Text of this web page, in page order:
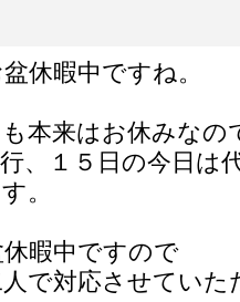
休暇中ですね。
本来はお休みなの
、１５日の今日は
。
暇中ですので
で対応させていた